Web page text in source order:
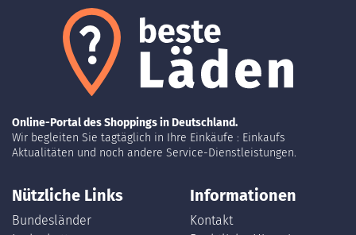
Online-Portal des Shoppings in Deutschland.
Wir begleiten Sie tagtäglich in Ihre Einkäufe : Einkaufs
Aktualitäten und noch andere Service-Dienstleistungen.
Nützliche Links
Bundesländer
Informationen
Kontakt